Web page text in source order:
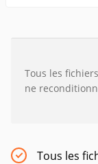
Tous les
ne
Tous les